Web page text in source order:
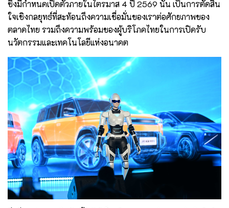
ซึ่งมีกำหนดเปิดตัวภายในไตรมาส 4 ปี 2569 นั้น เป็นการตัดสิน
ใจเชิงกลยุทธ์ที่สะท้อนถึงความเชื่อมั่นของเราต่อศักยภาพของ
ตลาดไทย รวมถึงความพร้อมของผู้บริโภคไทยในการเปิดรับ
นวัตกรรมและเทคโนโลยีแห่งอนาคต